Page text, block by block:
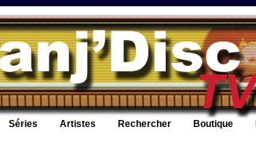
Séries Artistes Rechercher Boutique